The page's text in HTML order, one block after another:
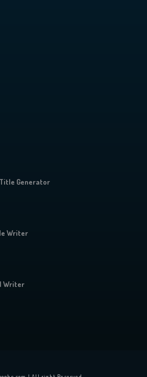
Generator
Writer
Writer